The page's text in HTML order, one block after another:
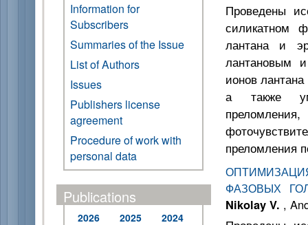
Information for
Subscribers
Summaries of the Issue
List of Authors
Issues
Publishers license
agreement
Procedure of work with
personal data
Publications
2026 2025
2024
Проведены
силикатном
лантана и
лантановым
ионов
а также
преломления
ФАЗОВЫХ
Nikolay V. ,